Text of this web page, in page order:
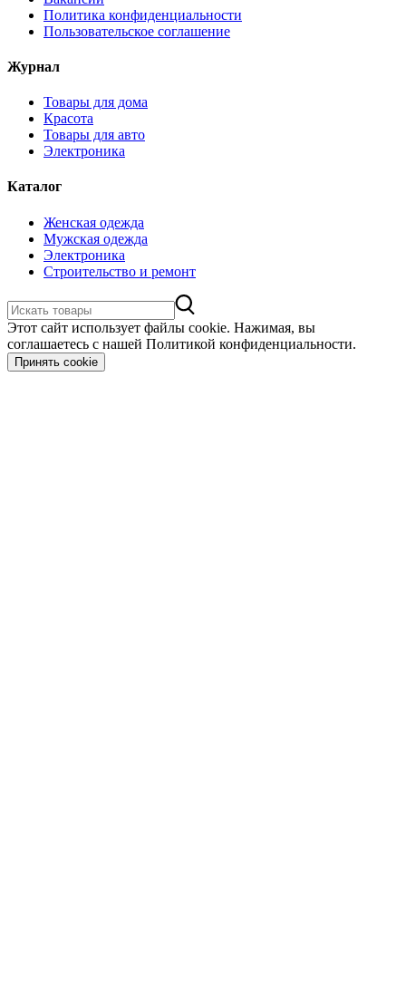
Политика конфиденциальности
Пользовательское соглашение
Журнал
Товары для дома
Красота
Товары для авто
Электроника
Каталог
Женская одежда
Мужская одежда
Электроника
Строительство и ремонт
Этот сайт использует файлы cookie. Нажимая, вы
соглашаетесь с нашей Политикой конфиденциальности.
Принять cookie